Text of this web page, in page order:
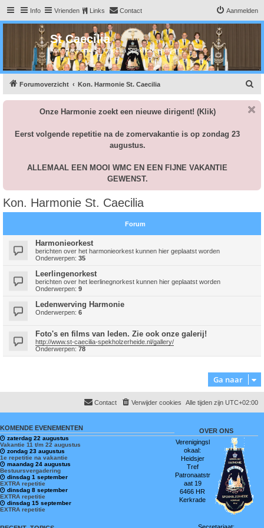
Info Vrienden Links Contact Aanmelden
St Caecilia
Kon. Harmonie St. Caecilia Spekholzerheide
Forumoverzicht Kon. Harmonie St. Caecilia
e
Onze Harmonie zoekt een nieuwe dirigent! (Klik)
Eerst volgende repetitie na de zomervakantie is op zondag 23
augustus.
ALLEMAAL EEN MOOI WMC EN EEN FIJNE VAKANTIE
GEWENST.
Kon. Harmonie St. Caecilia
Forum
Harmonieorkest
berichten over het harmonieorkest kunnen hier geplaatst worden
Onderwerpen: 35
Leerlingenorkest
berichten over het leerlinegnorkest kunnen hier geplaatst worden
Onderwerpen: 9
Ledenwerving Harmonie
Onderwerpen: 6
Foto's en films van leden. Zie ook onze galerij!
http://www.st-caecilia-spekholzerheide.nl/gallery/
Onderwerpen: 78
Ga naar
Alle tijden zijn UTC+02:00
Verwijder cookies
Contact
KOMENDE EVENEMENTEN
zaterdag 22 augustus
Vakantie 11 t/m 22 augustus
zondag 23 augustus
1e repetitie na vakantie
maandag 24 augustus
Bestuursvergadering
dinsdag 1 september
EXTRA repetitie
dinsdag 8 september
EXTRA repetitie
dinsdag 15 september
EXTRA repetitie
OVER ONS
Verenigingsl
okaal:
Heidsjer
Tref
Patronaatstr
aat 19
6466 HR
Kerkrade